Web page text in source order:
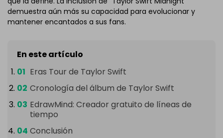
demuestra aún más su capacidad para evolucionar y
mantener encantados a sus fans.
En este artículo
Eras Tour de Taylor Swift
Cronología del álbum de Taylor Swift
EdrawMind: Creador gratuito de líneas de
tiempo
Conclusión